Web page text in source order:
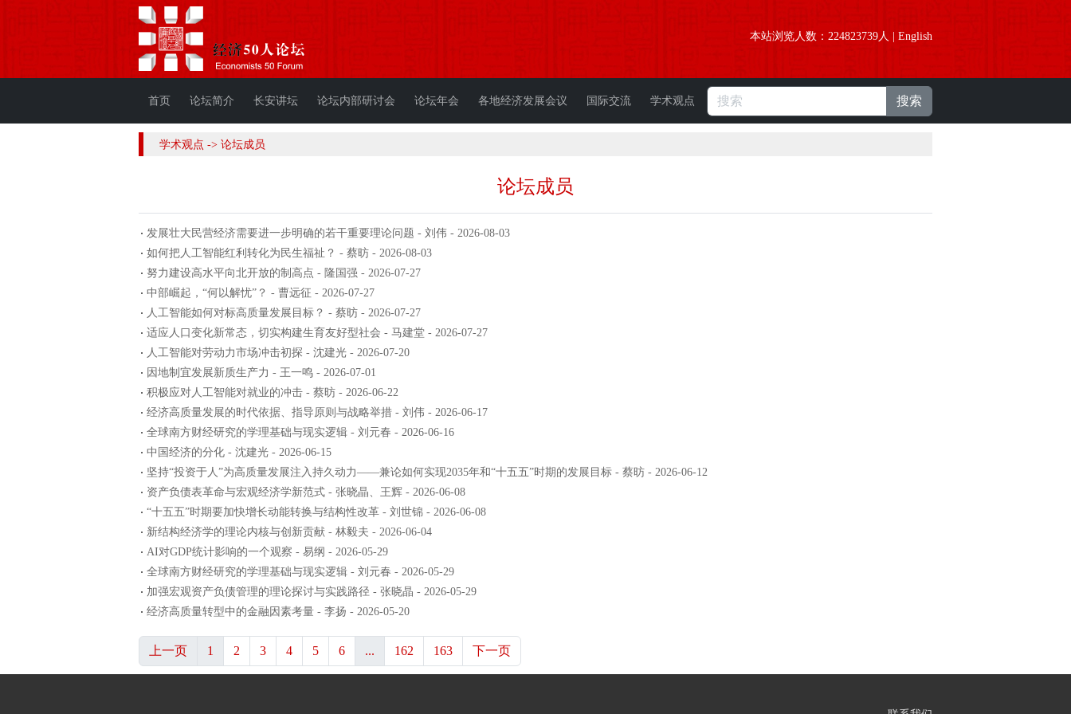
本站浏览人数： 224823739人 | English
首页 论坛简介 长安讲坛 论坛内部研讨会 论坛年会 各地经济发展会议 国际交流 学术观点 搜索
学术观点 -> 论坛成员
论坛成员
发展壮大民营经济需要进一步明确的若干重要理论问题 - 刘伟 - 2026-08-03
如何把人工智能红利转化为民生福祉？ - 蔡昉 - 2026-08-03
努力建设高水平向北开放的制高点 - 隆国强 - 2026-07-27
中部崛起，“何以解忧”？ - 曹远征 - 2026-07-27
人工智能如何对标高质量发展目标？ - 蔡昉 - 2026-07-27
适应人口变化新常态，切实构建生育友好型社会 - 马建堂 - 2026-07-27
人工智能对劳动力市场冲击初探 - 沈建光 - 2026-07-20
因地制宜发展新质生产力 - 王一鸣 - 2026-07-01
积极应对人工智能对就业的冲击 - 蔡昉 - 2026-06-22
经济高质量发展的时代依据、指导原则与战略举措 - 刘伟 - 2026-06-17
全球南方财经研究的学理基础与现实逻辑 - 刘元春 - 2026-06-16
中国经济的分化 - 沈建光 - 2026-06-15
坚持“投资于人”为高质量发展注入持久动力——兼论如何实现2035年和“十五五”时期的发展目标 - 蔡昉 - 2026-06-12
资产负债表革命与宏观经济学新范式 - 张晓晶、王辉 - 2026-06-08
“十五五”时期要加快增长动能转换与结构性改革 - 刘世锦 - 2026-06-08
新结构经济学的理论内核与创新贡献 - 林毅夫 - 2026-06-04
AI对GDP统计影响的一个观察 - 易纲 - 2026-05-29
全球南方财经研究的学理基础与现实逻辑 - 刘元春 - 2026-05-29
加强宏观资产负债管理的理论探讨与实践路径 - 张晓晶 - 2026-05-29
经济高质量转型中的金融因素考量 - 李扬 - 2026-05-20
上一页 1 2 3 4 5 6 ... 162 163 下一页